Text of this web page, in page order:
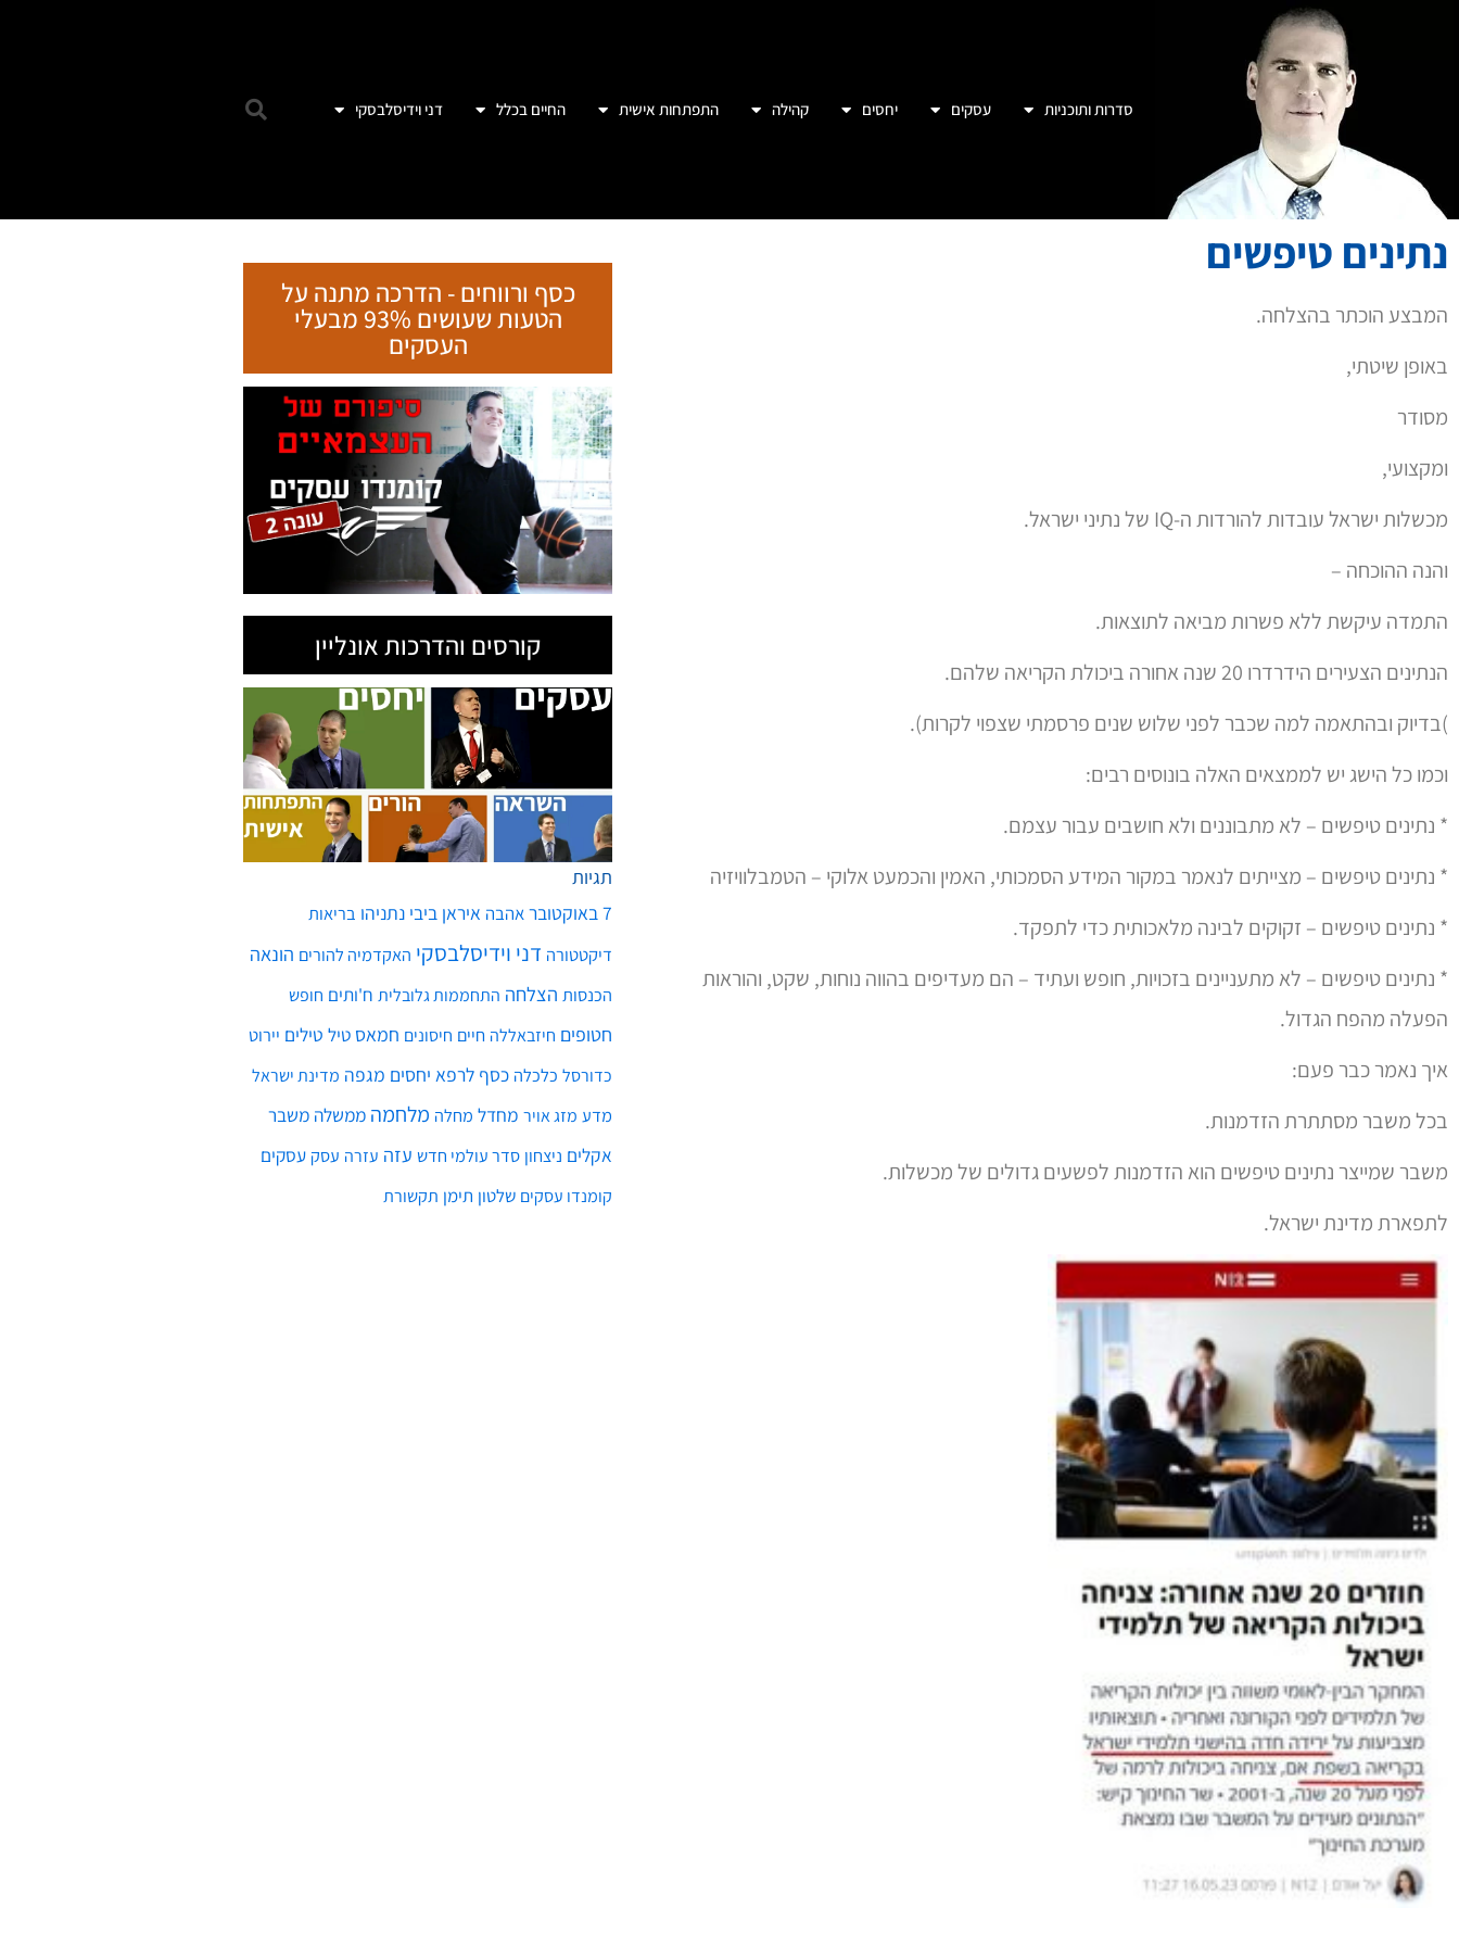
סדרות ותוכניות עסקים יחסים קהילה התפתחות אישית החיים בכלל דני וידיסלבסקי
נתינים טיפשים
המבצע הוכתר בהצלחה.
באופן שיטתי,
מסודר
ומקצועי,
מכשלות ישראל עובדות להורדות ה-IQ של נתיני ישראל.
והנה ההוכחה –
התמדה עיקשת ללא פשרות מביאה לתוצאות.
הנתינים הצעירים הידרדרו 20 שנה אחורה ביכולת הקריאה שלהם.
)בדיוק ובהתאמה למה שכבר לפני שלוש שנים פרסמתי שצפוי לקרות).
וכמו כל הישג יש לממצאים האלה בונוסים רבים:
* נתינים טיפשים – לא מתבוננים ולא חושבים עבור עצמם.
* נתינים טיפשים – מצייתים לנאמר במקור המידע הסמכותי, האמין והכמעט אלוקי – הטמבלוויזיה
* נתינים טיפשים – זקוקים לבינה מלאכותית כדי לתפקד.
* נתינים טיפשים – לא מתעניינים בזכויות, חופש ועתיד – הם מעדיפים בהווה נוחות, שקט, והוראות
הפעלה מהפח הגדול.
איך נאמר כבר פעם:
בכל משבר מסתתרת הזדמנות.
משבר שמייצר נתינים טיפשים הוא הזדמנות לפשעים גדולים של מכשלות.
לתפארת מדינת ישראל.
כסף ורווחים - הדרכה מתנה על
הטעות שעושים 93% מבעלי
העסקים
קורסים והדרכות אונליין
תגיות
7 באוקטובר
אהבה איראן ביבי נתניהו בריאות
דיקטטורה דני וידיסלבסקי האקדמיה להורים הונאה
הכנסות הצלחה התחממות גלובלית ח'ותים חופש
חטופים חיזבאללה חיים חיסונים חמאס טיל טילים יירוט
כדורסל כלכלה כסף לרפא יחסים מגפה מדינת ישראל
מדע מזג אויר מחדל מחלה מלחמה ממשלה משבר
אקלים ניצחון סדר עולמי חדש עזה עזרה עסק עסקים
קומנדו עסקים שלטון תימן תקשורת